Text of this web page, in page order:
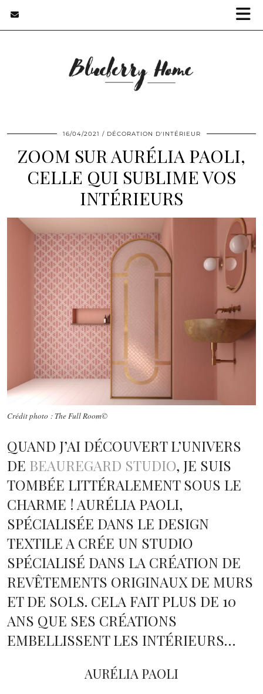
16/04/2021 DÉCORATION D'INTÉRIEUR
ZOOM SUR AURÉLIA PAOLI,
CELLE QUI SUBLIME VOS
INTÉRIEURS
Crédit photo : The Full Room©
QUAND J’AI DÉCOUVERT L’UNIVERS
DE BEAUREGARD STUDIO, JE SUIS
TOMBÉE LITTÉRALEMENT SOUS LE
CHARME ! AURÉLIA PAOLI,
SPÉCIALISÉE DANS LE DESIGN
TEXTILE A CRÉE UN STUDIO
SPÉCIALISÉ DANS LA CRÉATION DE
REVÊTEMENTS ORIGINAUX DE MURS
ET DE SOLS. CELA FAIT PLUS DE 10
ANS QUE SES CRÉATIONS
EMBELLISSENT LES INTÉRIEURS…
AURÉLIA PAOLI